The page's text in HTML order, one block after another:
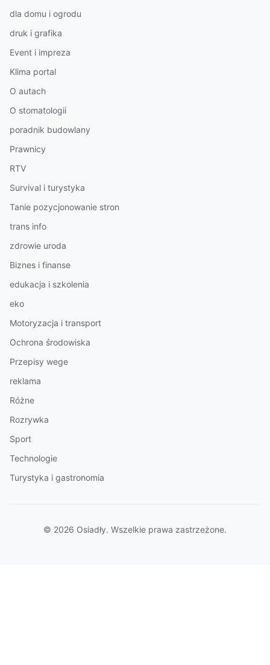
dla domu i ogrodu
druk i grafika
Event i impreza
Klima portal
O autach
O stomatologii
poradnik budowlany
Prawnicy
RTV
Survival i turystyka
Tanie pozycjonowanie stron
trans info
zdrowie uroda
Biznes i finanse
edukacja i szkolenia
eko
Motoryzacja i transport
Ochrona środowiska
Przepisy wege
reklama
Różne
Rozrywka
Sport
Technologie
Turystyka i gastronomia
© 2026 Osiadły. Wszelkie prawa zastrzeżone.